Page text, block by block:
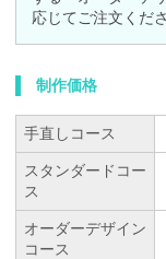
応じてご注文くださ
制作価格
手直しコース
スタンダードコー
ス
オーダーデザイン
コース